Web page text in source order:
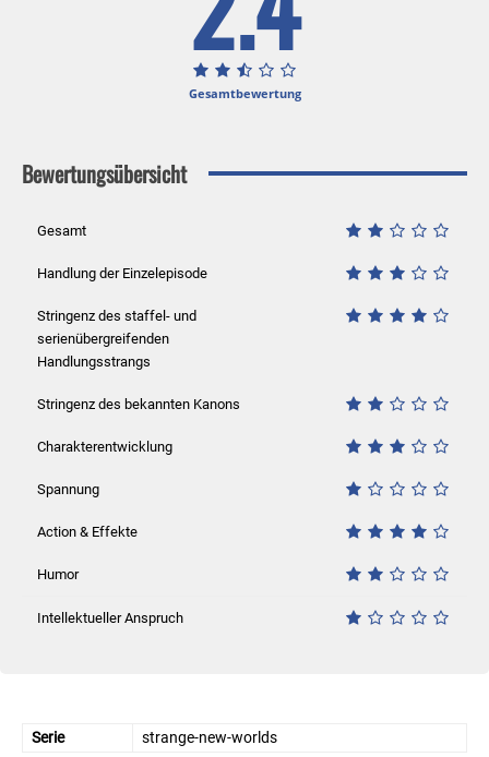
Gesamtbewertung
Bewertungsübersicht
Gesamt
Handlung der Einzelepisode
Stringenz des staffel- und
serienübergreifenden
Handlungsstrangs
Stringenz des bekannten Kanons
Charakterentwicklung
Spannung
Action & Effekte
Humor
Intellektueller Anspruch
Serie strange-new-worlds